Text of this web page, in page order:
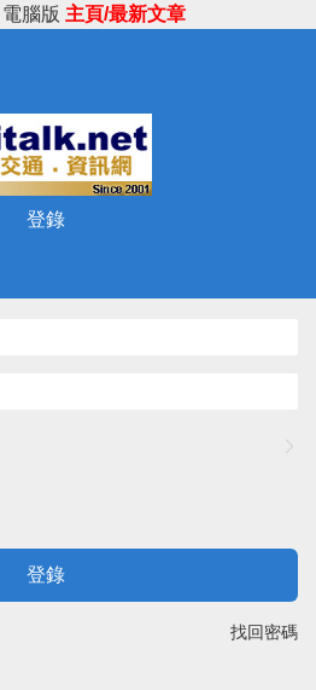
電腦版 主頁/最新文章
登錄
登錄
找回密碼